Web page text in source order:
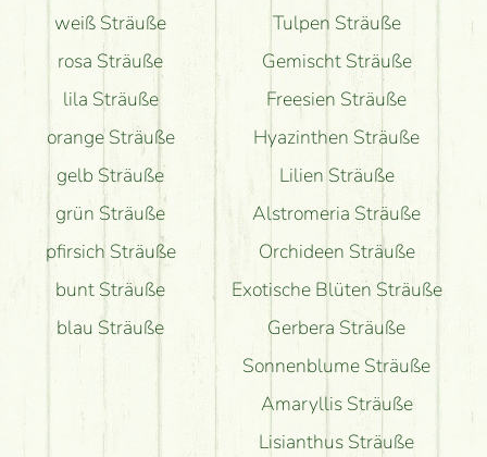
weiß Sträuße
rosa Sträuße
lila Sträuße
orange Sträuße
gelb Sträuße
grün Sträuße
pfirsich Sträuße
bunt Sträuße
blau Sträuße
Tulpen Sträuße
Gemischt Sträuße
Freesien Sträuße
Hyazinthen Sträuße
Lilien Sträuße
Alstromeria Sträuße
Orchideen Sträuße
Exotische Blüten Sträuße
Gerbera Sträuße
Sonnenblume Sträuße
Amaryllis Sträuße
Lisianthus Sträuße